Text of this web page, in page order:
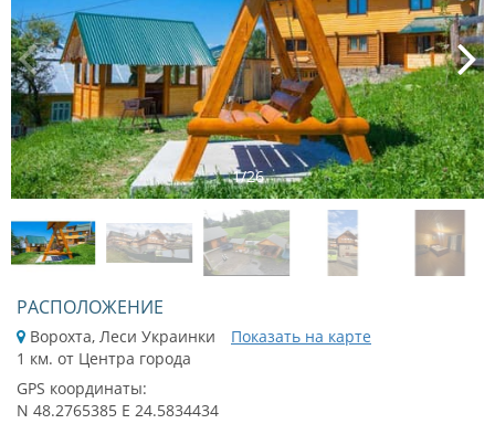
1/26
РАСПОЛОЖЕНИЕ
Ворохта, Леси Украинки
Показать на карте
1 км. от Центра города
GPS координаты:
N 48.2765385 E 24.5834434